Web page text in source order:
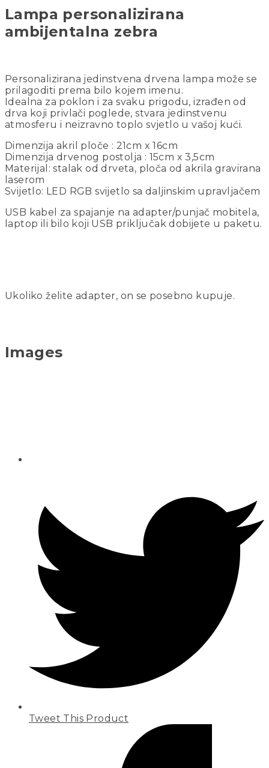
Lampa personalizirana
ambijentalna zebra
Personalizirana jedinstvena drvena lampa može se
prilagoditi prema bilo kojem imenu.
Idealna za poklon i za svaku prigodu, izrađen od
drva koji privlači poglede, stvara jedinstvenu
atmosferu i neizravno toplo svjetlo u vašoj kući.
Dimenzija akril ploče : 21cm x 16cm
Dimenzija drvenog postolja : 15cm x 3,5cm
Materijal: stalak od drveta, ploča od akrila gravirana
laserom
Svijetlo: LED RGB svijetlo sa daljinskim upravljačem
USB kabel za spajanje na adapter/punjač mobitela,
laptop ili bilo koji USB priključak dobijete u paketu.
Ukoliko želite adapter, on se posebno kupuje.
Images
Tweet This Product